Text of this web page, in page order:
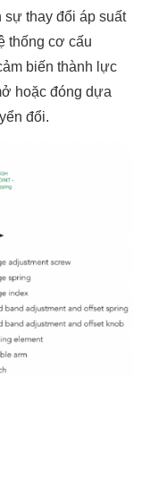
sự thay đổi áp suất
thống cơ cấu
biến thành lực
hoặc đóng dựa
đổi.